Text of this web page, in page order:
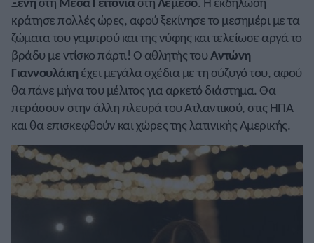
κράτησε πολλές ώρες, αφού ξεκίνησε το μεσημέρι με τα
ζώματα του γαμπρού και της νύφης και τελείωσε αργά το
βράδυ με ντίσκο πάρτι! Ο αθλητής τουΑντώνη
Γιαννουλάκηέχει μεγάλα σχέδια με τη σύζυγό του, αφού
θα πάνε μήνα του μέλιτος για αρκετό διάστημα. Θα
περάσουν στην άλλη πλευρά του Ατλαντικού, στις ΗΠΑ
και θα επισκεφθούν και χώρες της λατινικής Αμερικής.